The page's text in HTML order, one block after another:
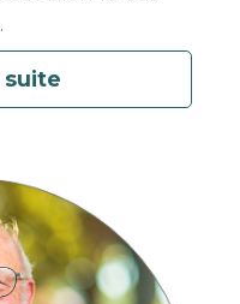
suite